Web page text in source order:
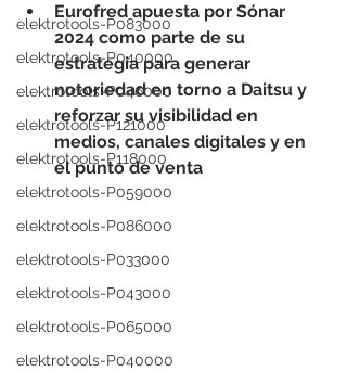
elektrotools-P083000
elektrotools-P040000
elektrotools-P046000
elektrotools-P121000
elektrotools-P118000
elektrotools-P059000
elektrotools-P086000
elektrotools-P033000
elektrotools-P043000
elektrotools-P065000
elektrotools-P040000
Eurofred apuesta por Sónar
2024 como parte de su
estrategia para generar
notoriedad en torno a Daitsu y
reforzar su visibilidad en
medios, canales digitales y en
el punto de venta